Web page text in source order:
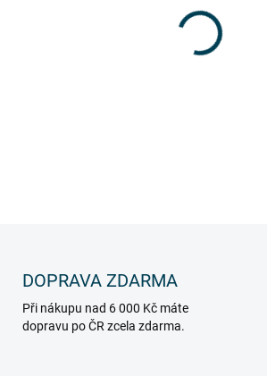
DOPRAVA ZDARMA
Při nákupu nad 6 000 Kč máte
dopravu po ČR zcela zdarma.